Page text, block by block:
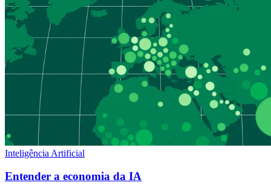
Inteligência Artificial
Entender a economia da IA